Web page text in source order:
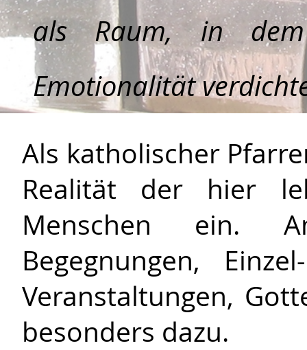
als Raum, in
Emotionalität
Als katholischer
Realität der hier
Menschen ein.
Begegnungen,
Veranstaltungen,
besonders dazu.